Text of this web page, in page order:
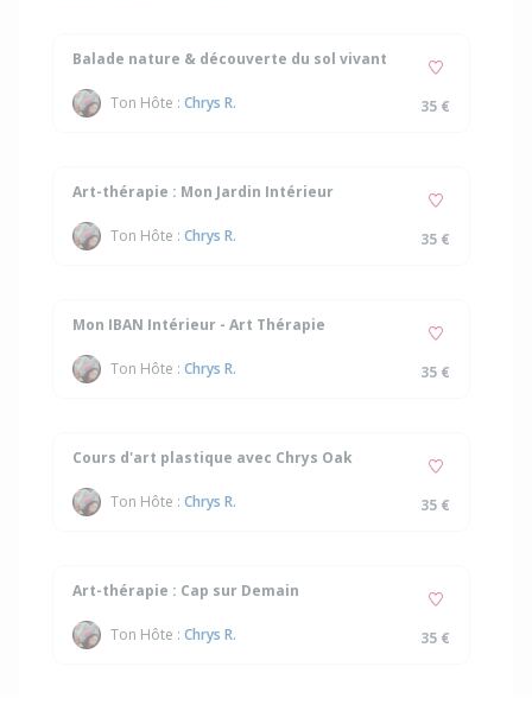
Balade nature & découverte du sol vivant
Ton Hôte : Chrys R. 35 €
Art-thérapie : Mon Jardin Intérieur
Ton Hôte : Chrys R. 35 €
Mon IBAN Intérieur - Art Thérapie
Ton Hôte : Chrys R. 35 €
Cours d'art plastique avec Chrys Oak
Ton Hôte : Chrys R. 35 €
Art-thérapie : Cap sur Demain
Ton Hôte : Chrys R. 35 €